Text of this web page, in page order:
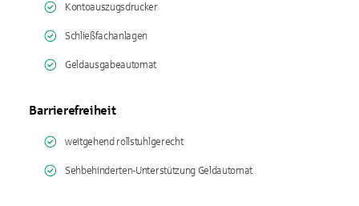
Kontoauszugsdrucker
Schließfachanlagen
Geldausgabeautomat
Barrierefreiheit
weitgehend rollstuhlgerecht
Sehbehinderten-Unterstützung Geldautomat